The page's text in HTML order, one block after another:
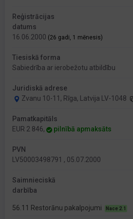
Reģistrācijas
datums
16.06.2000 (26 gadi, 1 mēnesis)
Tiesiskā forma
Sabiedrība ar ierobežotu atbildību
Juridiskā adrese
Zvanu 10-11, Rīga, Latvija LV-1048
Pamatkapitāls
EUR 2 846,
pilnībā apmaksāts
PVN
LV50003498791 , 05.07.2000
Saimnieciskā
darbība
56.11 Restorānu pakalpojumi Nace 2.1